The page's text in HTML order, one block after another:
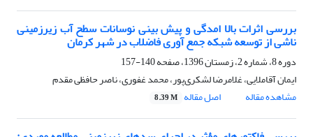
بررسی اثرات بالا امدگی و پیش بینی نوسانات سطح آب زیر‌زمینی
ناشی از توسعه شبکه جمع آوری فاضلاب در شهر کرمان
دوره 8، شماره 2، زمستان 1396، صفحه
140-157
ایمان آقاملایی، غلامرضا لشکری‌پور، محمد غفوری، ناصر حافظی مقدم
مشاهده مقاله
اصل مقاله 8.39 M